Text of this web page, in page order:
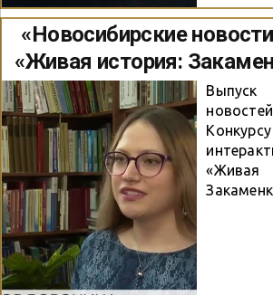
«Новосибирские
«Живая история:
Выпуск